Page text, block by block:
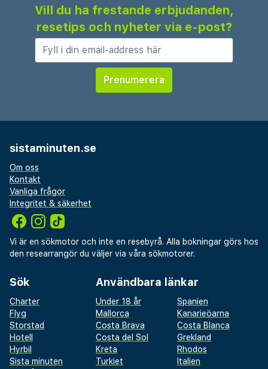
Vill du ha frestande erbjudanden,
resetips och nyheter via e-post?
sistaminuten.se
Om oss
Kontakt
Vanliga frågor
Integritet & säkerhet
Vi är en sökmotor och inte en resebyrå. Alla bokningar görs hos
den researrangör du väljer via våra sökmotorer.
Sök
Charter
Flyg
Storstad
Hotell
Hyrbil
Sista minuten
Användbara länkar
Under 18 år
Spanien
Mallorca
Kanarieöarna
Costa Brava
Costa Blanca
Costa del Sol
Grekland
Kreta
Rhodos
Turkiet
Italien